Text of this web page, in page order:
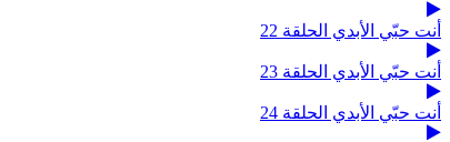
أنت حبّي الأبدي الحلقة 22
أنت حبّي الأبدي الحلقة 23
أنت حبّي الأبدي الحلقة 24